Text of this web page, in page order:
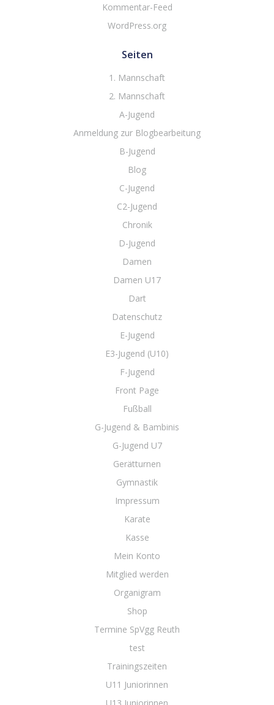
Kommentar-Feed
WordPress.org
Seiten
1. Mannschaft
2. Mannschaft
A-Jugend
Anmeldung zur Blogbearbeitung
B-Jugend
Blog
C-Jugend
C2-Jugend
Chronik
D-Jugend
Damen
Damen U17
Dart
Datenschutz
E-Jugend
E3-Jugend (U10)
F-Jugend
Front Page
Fußball
G-Jugend & Bambinis
G-Jugend U7
Gerätturnen
Gymnastik
Impressum
Karate
Kasse
Mein Konto
Mitglied werden
Organigram
Shop
Termine SpVgg Reuth
test
Trainingszeiten
U11 Juniorinnen
U13 Juniorinnen